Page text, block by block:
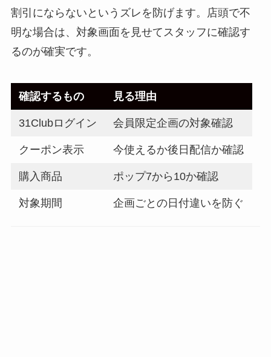
割引にならないというズレを防げます。店頭で不
明な場合は、対象画面を見せてスタッフに確認す
るのが確実です。
確認するもの 見る理由
31Clubログイン 会員限定企画の対象確認
クーポン表示 今使えるか後日配信か確認
購入商品 ポップ7から10か確認
対象期間 企画ごとの日付違いを防ぐ